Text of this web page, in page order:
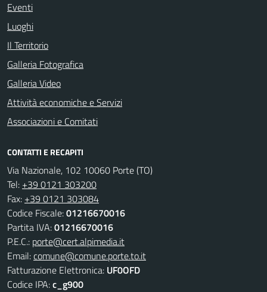
Eventi
Luoghi
Il Territorio
Galleria Fotografica
Galleria Video
Attività economiche e Servizi
Associazioni e Comitati
CONTATTI E RECAPITI
Via Nazionale, 102 10060 Porte (TO)
Tel: +39 0121 303200
Fax: +39 0121 303084
Codice Fiscale:01216670016
Partita IVA:01216670016
P.E.C.: porte@cert.alpimedia.it
Email:comune@comune.porte.to.it
Fatturazione Elettronica: UF0OFD
Codice IPA:c_g900